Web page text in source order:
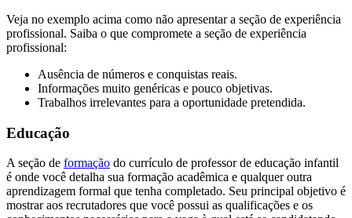
Veja no exemplo acima como não apresentar a seção de experiência
profissional. Saiba o que compromete a seção de experiência
profissional:
Ausência de números e conquistas reais.
Informações muito genéricas e pouco objetivas.
Trabalhos irrelevantes para a oportunidade pretendida.
Educação
A seção de formação do currículo de professor de educação infantil
é onde você detalha sua formação acadêmica e qualquer outra
aprendizagem formal que tenha completado. Seu principal objetivo é
mostrar aos recrutadores que você possui as qualificações e os